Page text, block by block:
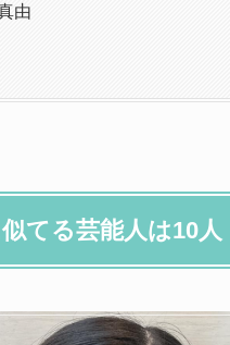
由
てる芸能人は10人